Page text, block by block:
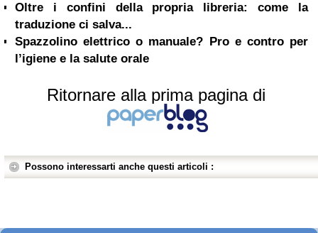
Oltre i confini della propria libreria: come la
traduzione ci salva...
Spazzolino elettrico o manuale? Pro e contro per
l’igiene e la salute orale
Ritornare alla prima pagina di
Possono interessarti anche questi articoli :